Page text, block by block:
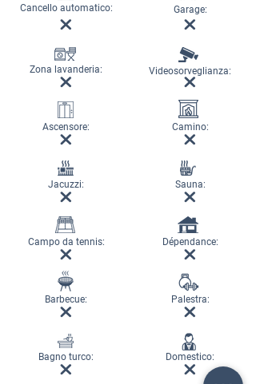
Cancello automatico:
Zona lavanderia:
Ascensore:
Jacuzzi:
Campo da tennis:
Barbecue:
Bagno turco:
Garage:
Videosorveglianza:
Camino:
Sauna:
Dépendance:
Palestra:
Domestico: